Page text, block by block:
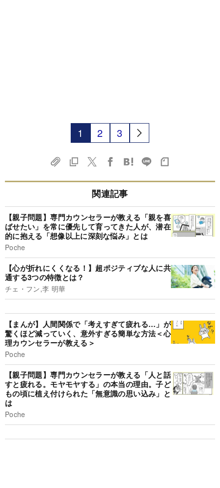
1 2 3
関連記事
【親子問題】専門カウンセラーが教える「親を喜
ばせたい」を常に優先して育ってきた人が、潜在
的に抱える「想像以上に深刻な悩み」とは
Poche
【心が折れにくくなる！】超ポジティブな人に共
通する3つの特徴とは？
チェ・フン,李 明華
【まんが】人間関係で「考えすぎて疲れる…」が
驚くほど減っていく、意外すぎる簡単な方法＜心
理カウンセラーが教える＞
Poche
【親子問題】専門カウンセラーが教える「人と話
すと疲れる。モヤモヤする」の本当の理由。子ど
もの頃に植え付けられた「無意識の思い込み」と
は
Poche